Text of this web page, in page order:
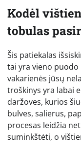
Kodėl
tobulas
Šis patiekalas
tai yra vieno puodo
vakarienės jūsų
troškinys yra labai
daržoves, kurios
bulves, salierus,
procesas leidžia
suminkštėti, o